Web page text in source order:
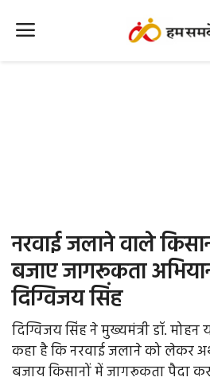
Office Office
Political Gossips
Farm & Food
Opinion
नरवाई जलाने वाले
बजाए जागरूकता
दिग्विजय सिंह
दिग्विजय सिंह ने मुख्यमंत्री डॉ.
कहा है कि नरवाई जलाने को लेकर
बजाय किसानों में जागरूकता पैदा